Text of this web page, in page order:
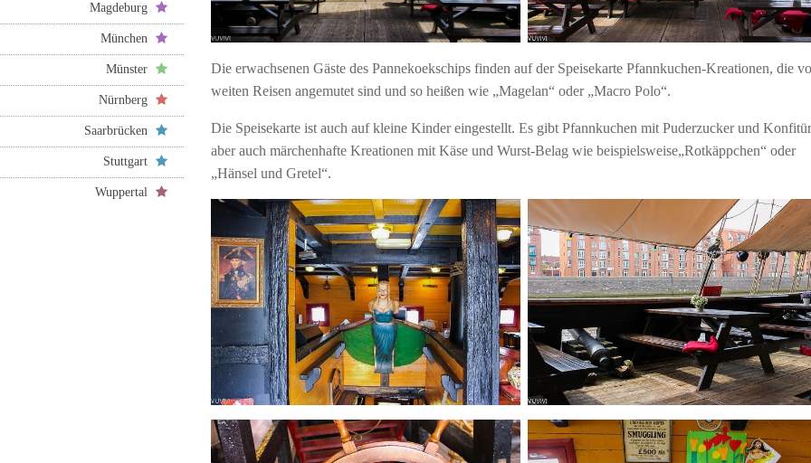
Magdeburg
München
Münster
Nürnberg
Saarbrücken
Stuttgart
Wuppertal
Die erwachsenen Gäste des Pannekoekschips finden auf der Speisekarte Pfannkuchen-Kreationen, die
weiten Reisen angemutet sind und so heißen wie „Magelan“ oder „Macro Polo“.
Die Speisekarte ist auch auf kleine Kinder eingestellt. Es gibt Pfannkuchen mit Puderzucker und
aber auch märchenhafte Kreationen mit Käse und Wurst-Belag wie beispielsweise„Rotkäppchen“ oder
„Hänsel und Gretel“.